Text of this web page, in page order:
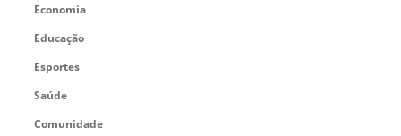
Economia
Educação
Esportes
Saúde
Comunidade